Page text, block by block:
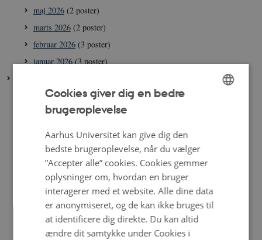
maj 2026(2 poster)
marts 2026(2 poster)
februar 2026(3 poster)
januar 2026(3 poster)
december 2025(1 post)
november 2025(2 poster)
oktober 2025(6 poster)
september 2025(1 post)
august 2025(2 poster)
juni 2025(2 poster)
maj 2025 (1 post)
april 2025
(2 poster)
marts 2025(2 poster)
Cookies giver dig en bedre
brugeroplevelse
Aarhus Universitet kan give dig den
bedste brugeroplevelse, når du vælger
”Accepter alle” cookies. Cookies gemmer
oplysninger om, hvordan en bruger
interagerer med et website. Alle dine data
er anonymiseret, og de kan ikke bruges til
at identificere dig direkte. Du kan altid
ændre dit samtykke under Cookies i